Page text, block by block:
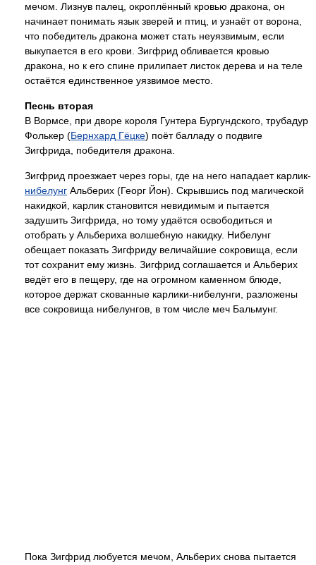
мечом. Лизнув палец, окроплённый кровью дракона, он
начинает понимать язык зверей и птиц, и узнаёт от ворона,
что победитель дракона может стать неуязвимым, если
выкупается в его крови. Зигфрид обливается кровью
дракона, но к его спине прилипает листок дерева и на теле
остаётся единственное уязвимое место.
Песнь вторая
В Вормсе, при дворе короля Гунтера Бургундского, трубадур
Фолькер (Бернхард Гёцке) поёт балладу о подвиге
Зигфрида, победителя дракона.
Зигфрид проезжает через горы, где на него нападает карлик-
нибелунг Альберих (Георг Йон). Скрывшись под магической
накидкой, карлик становится невидимым и пытается
задушить Зигфрида, но тому удаётся освободиться и
отобрать у Альбериха волшебную накидку. Нибелунг
обещает показать Зигфриду величайшие сокровища, если
тот сохранит ему жизнь. Зигфрид соглашается и Альберих
ведёт его в пещеру, где на огромном каменном блюде,
которое держат скованные карлики-нибелунги, разложены
все сокровища нибелунгов, в том числе меч Бальмунг.
Пока Зигфрид любуется мечом, Альберих снова пытается